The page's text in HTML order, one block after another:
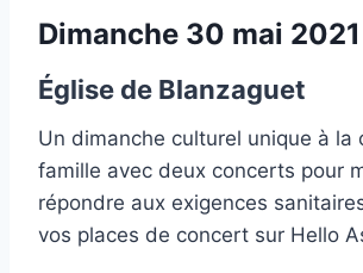
Dimanche 30 mai 2021
Église de Blanzaguet
Un dimanche culturel unique à la
famille avec deux concerts pour
répondre aux exigences
vos places de concert sur Hello